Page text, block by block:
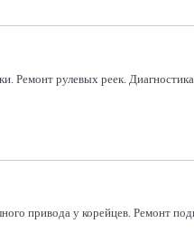
Ремонт рулевых реек.
привода у корейцев. Ремонт